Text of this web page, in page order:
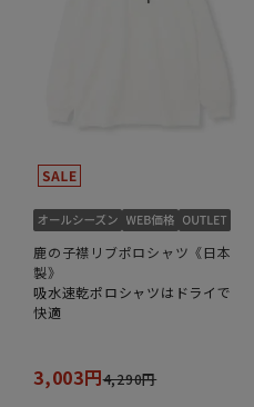
鹿の子襟リブポロシャツ《日本
製》
吸水速乾ポロシャツはドライで
快適
3,003円4,290円